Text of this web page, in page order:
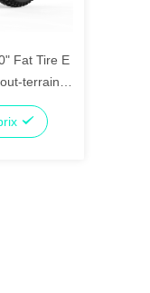
Fat Tire E
terrain
de